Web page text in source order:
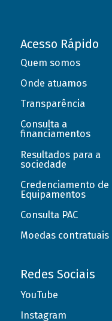
Acesso Rápido
Quem somos
Onde atuamos
Transparência
Consulta a
financiamentos
Resultados para a
sociedade
Credenciamento de
Equipamentos
Consulta PAC
Moedas contratuais
Redes Sociais
YouTube
Instagram